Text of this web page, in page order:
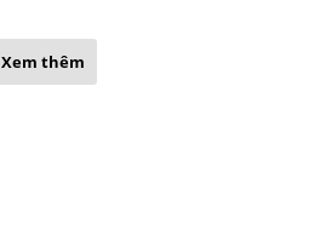
Xem thêm